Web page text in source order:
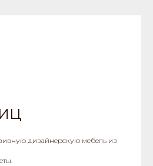
дизайнерскую мебель из